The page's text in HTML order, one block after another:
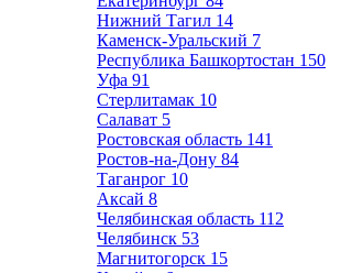
Нижний Тагил 14
Каменск-Уральский 7
Республика Башкортостан 150
Уфа 91
Стерлитамак 10
Салават 5
Ростовская область 141
Ростов-на-Дону 84
Таганрог 10
Аксай 8
Челябинская область 112
Челябинск 53
Магнитогорск 15